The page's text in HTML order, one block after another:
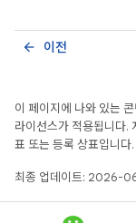
이전
arrow_back
이 페이지에 나와 있는
라이선스가 적용됩니
표 또는 등록 상표입니다.
최종 업데이트: 2026-